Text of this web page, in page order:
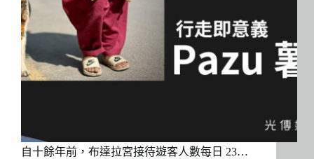
自十餘年前，布達拉宮接待遊客人數每日 23…